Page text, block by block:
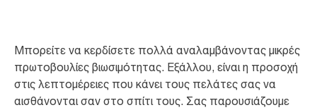
Μπορείτε να κερδίσετε πολλά αναλαμβάνοντας μικρές
πρωτοβουλίες βιωσιμότητας. Εξάλλου, είναι η προσοχή
στις λεπτομέρειες που κάνει τους πελάτες σας να
αισθάνονται σαν στο σπίτι τους. Σας παρουσιάζουμε